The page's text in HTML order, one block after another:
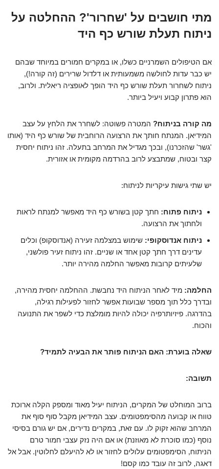
מתי חושבים על 'שחרור'? ההחלטה על
ניתוח תעלת שורש כף היד
אם הטיפולים השמרניים כשלו, או במקרים חמורים במיוחד שבהם
יש כבר עדות לחולשה משמעותית או דלדול שרירים (זה קורה!),
ניתוח לשחרור תעלת שורש כף היד הופך לאופציה ריאלית. ולרוב,
הוא פתרון קבוע ויעיל ביותר.
מה קורה בניתוח? המטרה פשוטה: לשחרר את הלחץ על עצב
המידיאן. המנתח חותך את הרצועה הרוחבית של שורש כף היד (אותו
'גשר' שהזכרנו), ובכך מגדיל את המרחב בתעלה. זהו ניתוח יחסית
קצר ובטוח, שמתבצע לרוב בהרדמה מקומית או אזורית.
יש שתי גישות עיקריות לניתוח:
ניתוח פתוח: חתך קטן בשורש כף היד מאפשר למנתח לראות
ולחתוך את הרצועה.
ניתוח אנדוסקופי: שימוש במצלמה זעירה (אנדוסקופ) וכלים
עדינים דרך חתך קטן אחד או שניים. זהו ניתוח זעיר פולשני,
שלעיתים קרובות מאפשר החלמה מהירה יותר.
החלמה: מיד לאחר הניתוח היד נחבשת. ההחלמה יחסית מהירה,
ובדרך כלל תוך מספר שבועות אפשר לחזור לפעילות רגילה,
בהדרגה. פיזיותרפיה יכולה להיות מומלצת כדי לשפר את התנועה
והכוח.
שאלה בוערת: האם הניתוח פותר את הבעיה לתמיד?
תשובה:
ברוב המוחלט של המקרים, הניתוח יעיל מאוד ומספק הקלה ארוכת
טווח או קבועה מהסימפטומים. עצב המידיאן מקבל סוף סוף את
המרחב שהוא זקוק לו. עם זאת, במקרים נדירים, אם יש גורם בסיסי
נוסף (כמו סוכרת לא מאוזנת) או אם היה נזק עצבי חמור טרם
הניתוח, הסימפטומים עלולים לחזור או לא להיעלם לחלוטין. אבל אל
דאגה, לרוב זה עובד כמו קסם!